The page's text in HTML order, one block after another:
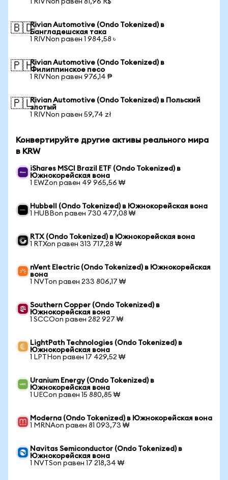
1 RIVNon равен 81,96 R$
🇧🇩Rivian Automotive (Ondo Tokenized) в
Бангладешская така
1 RIVNon равен 1 984,58 ৳
🇵🇭Rivian Automotive (Ondo Tokenized) в
Филиппинское песо
1 RIVNon равен 976,14 ₱
🇵🇱Rivian Automotive (Ondo Tokenized) в Польский
злотый
1 RIVNon равен 59,74 zł
Конвертируйте другие активы реального мира
в KRW
iShares MSCI Brazil ETF (Ondo Tokenized) в
Южнокорейская вона
1 EWZon равен 49 965,56 ₩
Hubbell (Ondo Tokenized) в Южнокорейская вона
1 HUBBon равен 730 477,08 ₩
RTX (Ondo Tokenized) в Южнокорейская вона
1 RTXon равен 313 717,28 ₩
nVent Electric (Ondo Tokenized) в Южнокорейская
вона
1 NVTon равен 233 806,17 ₩
Southern Copper (Ondo Tokenized) в
Южнокорейская вона
1 SCCOon равен 282 927 ₩
LightPath Technologies (Ondo Tokenized) в
Южнокорейская вона
1 LPTHon равен 17 429,52 ₩
Uranium Energy (Ondo Tokenized) в
Южнокорейская вона
1 UECon равен 15 880,85 ₩
Moderna (Ondo Tokenized) в Южнокорейская вона
1 MRNAon равен 81 093,73 ₩
Navitas Semiconductor (Ondo Tokenized) в
Южнокорейская вона
1 NVTSon равен 17 218,34 ₩